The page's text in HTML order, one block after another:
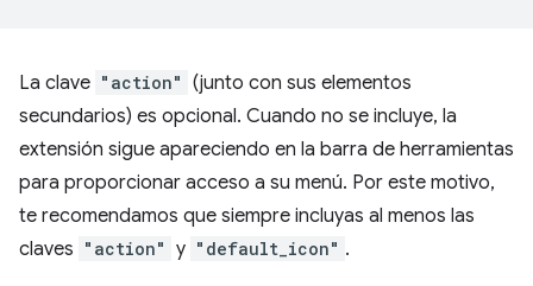
La clave "action" (junto con sus elementos
secundarios) es opcional. Cuando no se incluye, la
extensión sigue apareciendo en la barra de herramientas
para proporcionar acceso a su menú. Por este motivo,
te recomendamos que siempre incluyas al menos las
claves "action" y "default_icon" .